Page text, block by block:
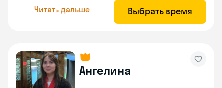
Читать дальше Выбрать время
Ангелина